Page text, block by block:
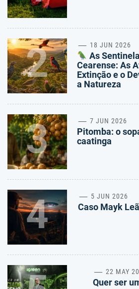
2 18 JUN 2026
As
Cearense: As
Extinção e o
a Natureza
3 7 JUN 2026
Pitomba: o
caatinga
4 5 JUN 2026
Caso Mayk
22 MAY
Quer ser